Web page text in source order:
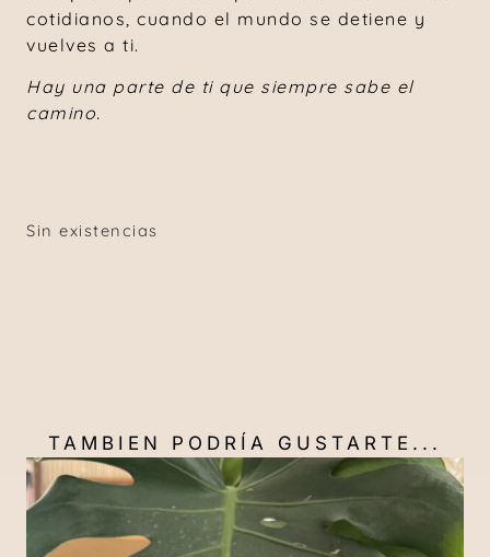
cotidianos, cuando el mundo se detiene y
vuelves a ti.
Hay una parte de ti que siempre sabe el
camino.
Sin existencias
TAMBIEN PODRÍA GUSTARTE...